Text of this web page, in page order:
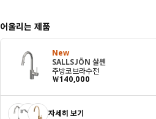
어울리는 제품
New
SALLSJÖN 살셴
주방코브라수전
￦140,000
가격 ￦ 140000
자세히 보기